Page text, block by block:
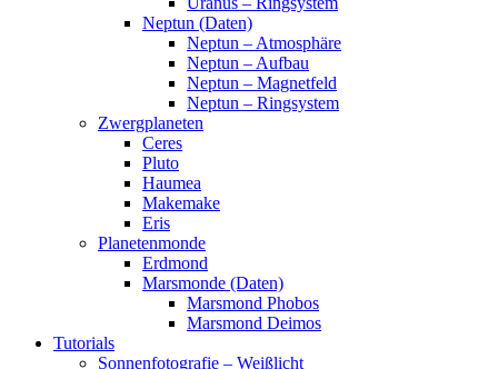
Neptun (Daten)
Neptun – Atmosphäre
Neptun – Aufbau
Neptun – Magnetfeld
Neptun – Ringsystem
Zwergplaneten
Ceres
Pluto
Haumea
Makemake
Eris
Planetenmonde
Erdmond
Marsmonde (Daten)
Marsmond Phobos
Marsmond Deimos
Tutorials
Sonnenfotografie – Weißlicht